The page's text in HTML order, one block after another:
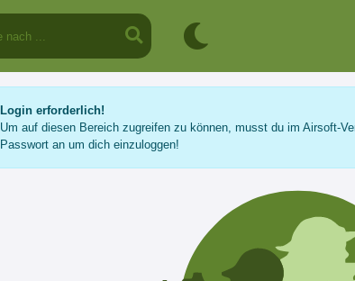
Login erforderlich!
Um auf diesen Bereich zugreifen zu können, musst du im Airsoft-
Passwort an um dich einzuloggen!